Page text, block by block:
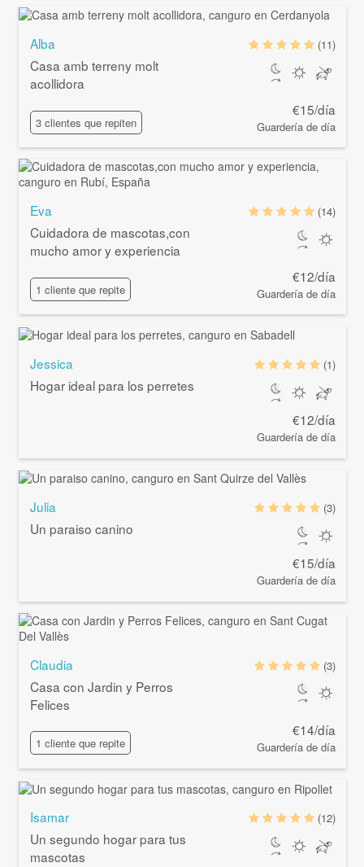
Alba
Casa amb terreny molt
acollidora
3 clientes que repiten
(11)
€15/día
Guardería de día
Eva
Cuidadora de mascotas,con
mucho amor y experiencia
1 cliente que repite
(14)
€12/día
Guardería de día
Jessica
Hogar ideal para los perretes
(1)
€12/día
Guardería de día
Julia
Un paraiso canino
(3)
€15/día
Guardería de día
Claudia
Casa con Jardin y Perros
Felices
1 cliente que repite
(3)
€14/día
Guardería de día
Isamar
Un segundo hogar para tus
mascotas
(12)